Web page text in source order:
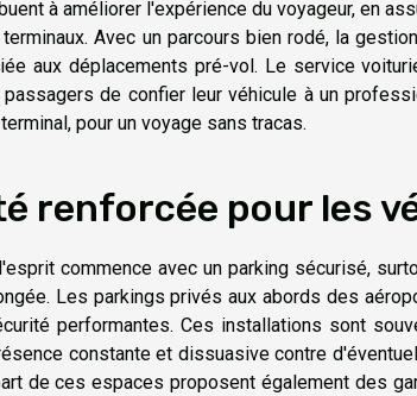
à améliorer l'expérience du voyageur, en
Avec un parcours bien rodé, la
aux déplacements pré-vol. Le service
passagers de confier leur véhicule à un
pour un voyage sans tracas.
renforcée pour les
commence avec un parking sécurisé,
Les parkings privés aux abords des
performantes. Ces installations sont
constante et dissuasive contre
de ces espaces proposent également des